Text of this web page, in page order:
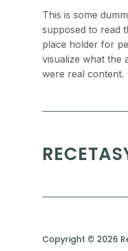
This is some
supposed to read
place holder for
visualize what the
were real content.
Copyright © 2026